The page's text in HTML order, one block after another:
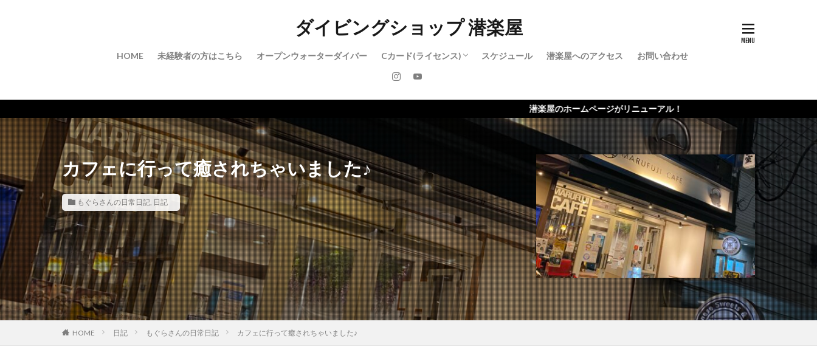
ダイビングショップ 潜楽屋
HOME 未経験者の方はこちら オープンウォーターダイバー Cカード(ライセンス)
アドバンスド・オープンウォーターダイバー
レスキューダイバー
ダイブマスター
スケジュール 潜楽屋へのアクセス お問い合わせ
潜楽屋のホームページがリニューアル！
カフェに行って癒されちゃいました♪
もぐらさんの日常日記, 日記
HOME 日記 もぐらさんの日常日記 カフェに行って癒されちゃいました♪